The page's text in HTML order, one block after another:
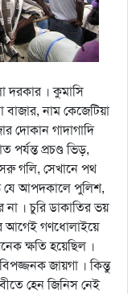
দরকার । কুমাসি
নাম কেজেটিয়া
দোকান গাদাগাদি
প্রচণ্ড ভিড়,
গলি, সেখানে পথ
যে আপদকালে পুলিশ,
। চুরি ডাকাতির ভয়
আগেই গণধোলাইয়ে
ক্ষতি হয়েছিল ।
জায়গা । কিন্তু
হেন জিনিস নেই